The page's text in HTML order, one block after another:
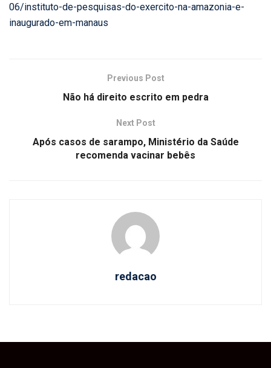
06/instituto-de-pesquisas-do-exercito-na-amazonia-e-
inaugurado-em-manaus
Previous Post
Não há direito escrito em pedra
Next Post
Após casos de sarampo, Ministério da Saúde
recomenda vacinar bebês
redacao